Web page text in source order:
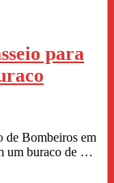
para
de Bombeiros em
um buraco de …